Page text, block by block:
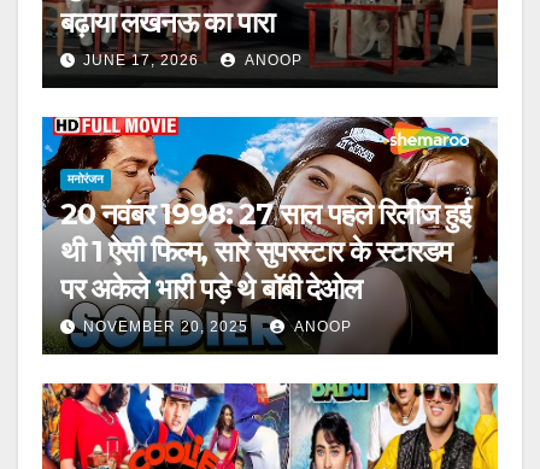
बढ़ाया लखनऊ का पारा
JUNE 17, 2026 ANOOP
मनोरंजन
20 नवंबर 1998: 27 साल पहले रिलीज हुई
थी 1 ऐसी फिल्म, सारे सुपरस्टार के स्टारडम
पर अकेले भारी पड़े थे बॉबी देओल
NOVEMBER 20, 2025 ANOOP